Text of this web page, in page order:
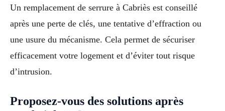
Un remplacement de serrure à Cabriès est conseillé
après une perte de clés, une tentative d’effraction ou
une usure du mécanisme. Cela permet de sécuriser
efficacement votre logement et d’éviter tout risque
d’intrusion.
Proposez-vous des solutions après